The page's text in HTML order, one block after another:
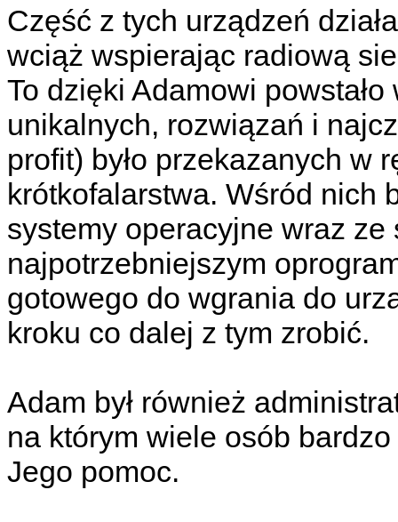
Część z tych urządzeń
wciąż wspierając radiową
To dzięki Adamowi
unikalnych, rozwiązań i
profit) było przekazanych w
krótkofalarstwa. Wśród nich
systemy operacyjne wraz
najpotrzebniejszym
gotowego do wgrania do
kroku co dalej z tym zrobić.
Adam był również
na którym wiele osób
Jego pomoc.